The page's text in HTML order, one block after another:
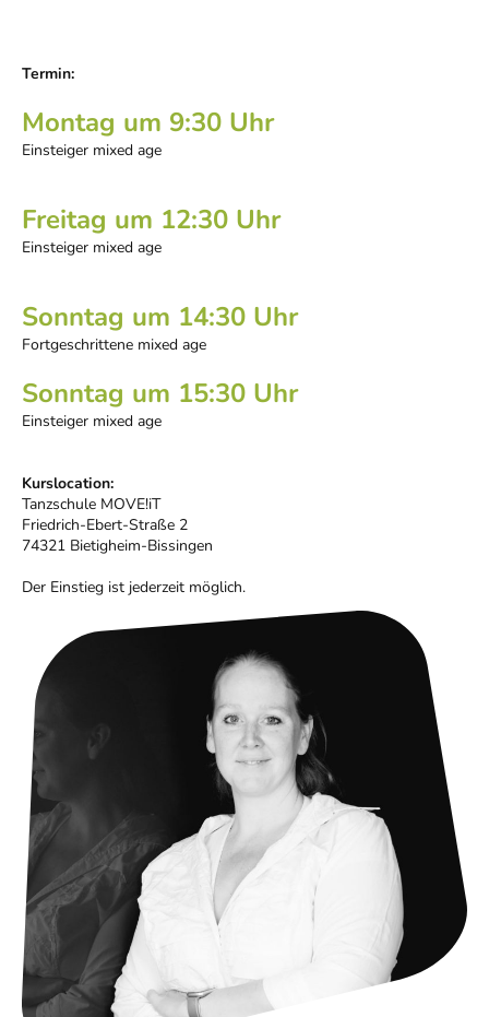
Termin:
Montag um 9:30 Uhr
Einsteiger mixed age
Freitag um 12:30 Uhr
Einsteiger mixed age
Sonntag um 14:30 Uhr
Fortgeschrittene mixed age
Sonntag um 15:30 Uhr
Einsteiger mixed age
Kurslocation:
Tanzschule MOVE!iT
Friedrich-Ebert-Straße 2
74321 Bietigheim-Bissingen
Der Einstieg ist jederzeit möglich.